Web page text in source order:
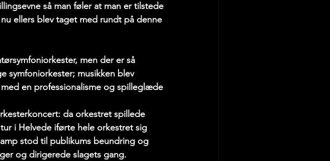
så man føler at man er tilstede
ellers blev taget med rundt på denne
men der er så
symfoniorkester; musikken blev
en professionalisme og spilleglæde
da orkestret spillede
i Helvede iførte hele orkestret sig
stod til publikums beundring og
og dirigerede slagets gang.